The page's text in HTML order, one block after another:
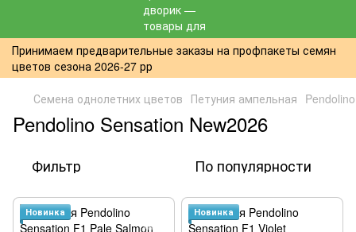
Принимаем предварительные заказы на профпакеты семян
цветов сезона 2026-27 рр
Семена однолетних цветов Петуния ампельная
Pendolino Sensation New2026
Фильтр По популярности
Новинка Новинка